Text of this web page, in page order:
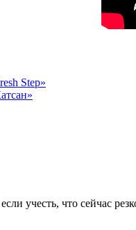
Step»
учесть, что сейчас